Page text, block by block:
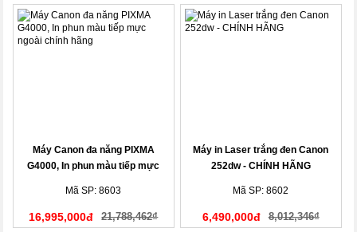
Máy Canon đa năng PIXMA
G4000, In phun màu tiếp mực
Mã SP: 8603
16,995,000đ 21,788,462₫
Máy in Laser trắng đen Canon
252dw - CHÍNH HÃNG
Mã SP: 8602
6,490,000đ 8,012,346₫